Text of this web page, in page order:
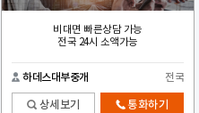
비대면 빠른상담 가능
전국 24시 소액가능
하데스대부중개 전국
상세보기 통화하기